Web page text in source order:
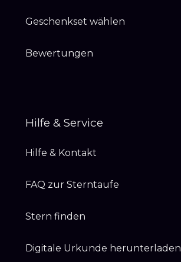
Geschenkset wählen
Bewertungen
Hilfe & Service
Hilfe & Kontakt
FAQ zur Sterntaufe
Stern finden
Digitale Urkunde herunterladen